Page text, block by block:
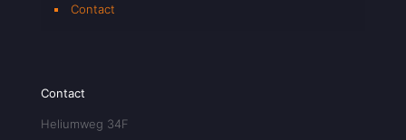
Contact
Contact
Heliumweg 34F